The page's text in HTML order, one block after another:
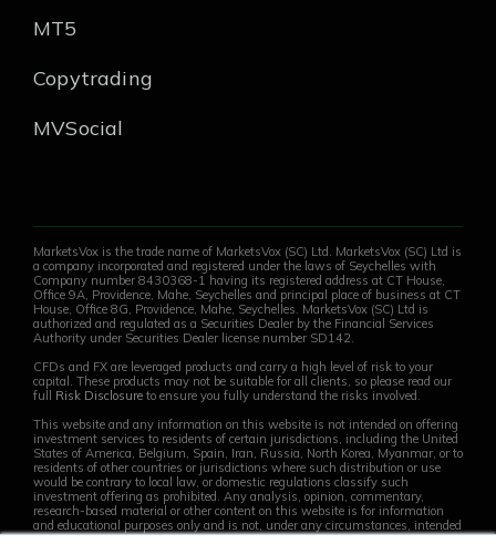
MT5
Copytrading
MVSocial
MarketsVox is the trade name of MarketsVox (SC) Ltd. MarketsVox (SC) Ltd is
a company incorporated and registered under the laws of Seychelles with
Company number 8430368-1 having its registered address at CT House,
Office 9A, Providence, Mahe, Seychelles and principal place of business at CT
House, Office 8G, Providence, Mahe, Seychelles. MarketsVox (SC) Ltd is
authorized and regulated as a Securities Dealer by the Financial Services
Authority under Securities Dealer license number SD142.
CFDs and FX are leveraged products and carry a high level of risk to your
capital. These products may not be suitable for all clients, so please read our
full Risk Disclosure to ensure you fully understand the risks involved.
This website and any information on this website is not intended on offering
investment services to residents of certain jurisdictions, including the United
States of America, Belgium, Spain, Iran, Russia, North Korea, Myanmar, or to
residents of other countries or jurisdictions where such distribution or use
would be contrary to local law, or domestic regulations classify such
investment offering as prohibited. Any analysis, opinion, commentary,
research-based material or other content on this website is for information
and educational purposes only and is not, under any circumstances, intended
to be an offer, recommendation, advice or solicitation on behalf of the